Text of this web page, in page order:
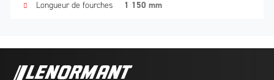
Longueur de fourches
1 150 mm